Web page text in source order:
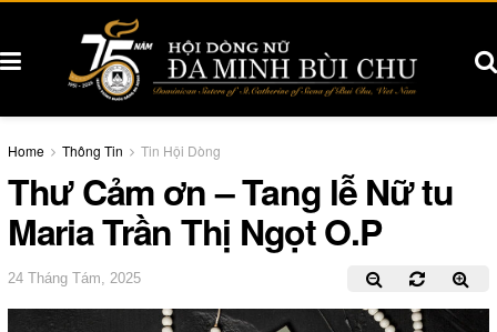
Home Thông Tin Tin Hội Dòng
Thư Cảm ơn – Tang lễ Nữ tu
Maria Trần Thị Ngọt O.P
24 Tháng Tám, 2025